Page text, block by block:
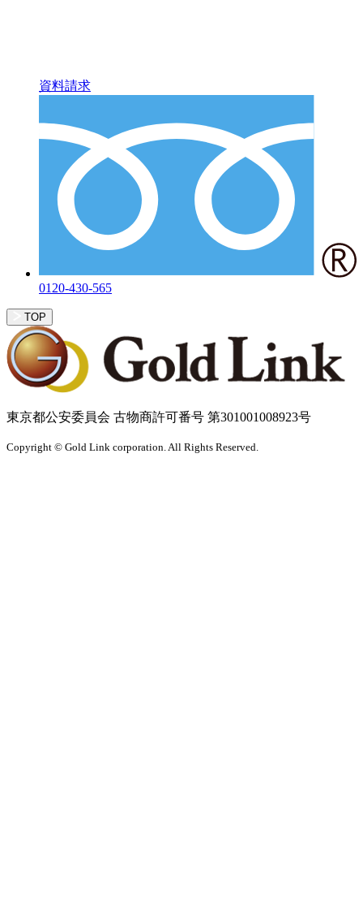
資料請求
0120-430-565
TOP
東京都公安委員会 古物商許可番号 第301001008923号
Copyright © Gold Link corporation. All Rights Reserved.